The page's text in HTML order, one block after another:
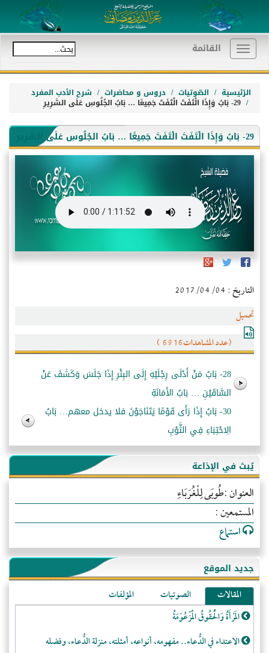
Toggle
navigation
القائمة
الرّئيسية الصّوتيات دروس و محاضرات شرح الأدب المفرد
29- بَابُ وَإِذَا الْتَفَتَ الْتَفَتَ جَمِيعًا … بَابُ الجُلُوسِ عَلَى السَّرِيرِ
29- بَابُ وَإِذَا الْتَفَتَ الْتَفَتَ جَمِيعًا … بَابُ الجُلُوسِ عَلَى السَّرِيرِ
التاريخ : 2017/04/04
تحميل
(عدد المشاهدات6916 )
28- بَابُ مَنْ أَدْلَى رِجْلَيْهِ إِلَى البِئْرِ إِذَا جَلَسَ وَكَشَفَ عَنْ
السَّاقَيْنِ … بَابُ الأَمَانَةِ
30- بَابُ إِذَا رَأَى قَوْمًا يَتَنَاجَوْنَ فلا يدخل معهم… بَابُ
الِاحْتِبَاءِ فِي الثَّوْبِ
يُبث في الإذاعة
العنوان :طُوبَى لِلْغُرَبَاءِ
المستمعين :
استماع
جديد الموقع
المقالات الصوتيات
المؤلفات
المَرْأَةُ وَالْحُقُوقُ الْمَزْعُوَمَةُ
الاعتداء في الدُّعاء.. مفهومه، أنواعه، أمثلته، منزلة الدُّعاء، وفضله